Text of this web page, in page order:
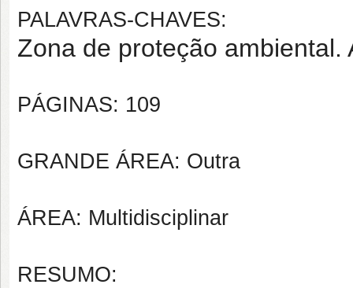
PALAVRAS-CHAVES:
Zona de proteção
PÁGINAS: 109
GRANDE ÁREA: Outra
ÁREA: Multidisciplinar
RESUMO: